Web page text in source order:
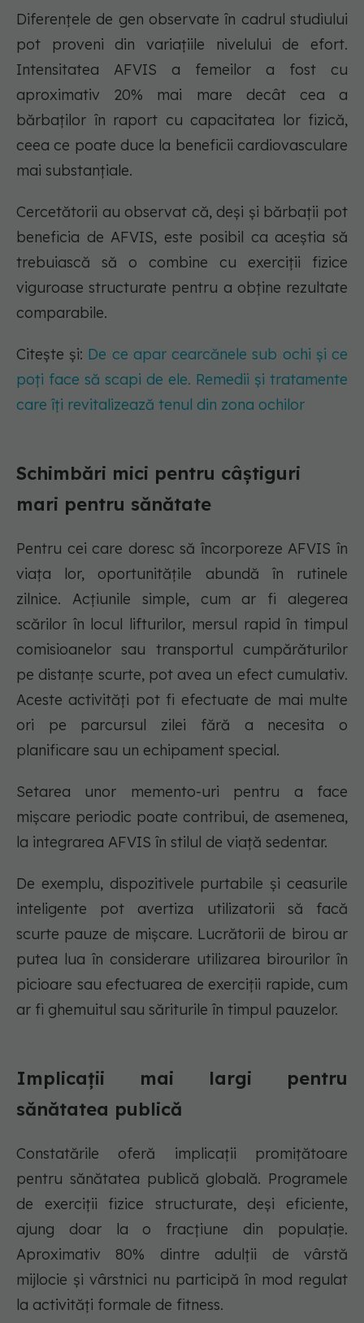
Diferențele de gen observate în cadrul studiului
pot proveni din variațiile nivelului de efort.
Intensitatea AFVIS a femeilor a fost cu
aproximativ 20% mai mare decât cea a
bărbaților în raport cu capacitatea lor fizică,
ceea ce poate duce la beneficii cardiovasculare
mai substanțiale.
Cercetătorii au observat că, deși și bărbații pot
beneficia de AFVIS, este posibil ca aceștia să
trebuiască să o combine cu exerciții fizice
viguroase structurate pentru a obține rezultate
comparabile.
Citește și: De ce apar cearcănele sub ochi și ce
poți face să scapi de ele. Remedii și tratamente
care îți revitalizează tenul din zona ochilor
Schimbări mici pentru câștiguri
mari pentru sănătate
Pentru cei care doresc să încorporeze AFVIS în
viața lor, oportunitățile abundă în rutinele
zilnice. Acțiunile simple, cum ar fi alegerea
scărilor în locul lifturilor, mersul rapid în timpul
comisioanelor sau transportul cumpărăturilor
pe distanțe scurte, pot avea un efect cumulativ.
Aceste activități pot fi efectuate de mai multe
ori pe parcursul zilei fără a necesita o
planificare sau un echipament special.
Setarea unor memento-uri pentru a face
mișcare periodic poate contribui, de asemenea,
la integrarea AFVIS în stilul de viață sedentar.
De exemplu, dispozitivele purtabile și ceasurile
inteligente pot avertiza utilizatorii să facă
scurte pauze de mișcare. Lucrătorii de birou ar
putea lua în considerare utilizarea birourilor în
picioare sau efectuarea de exerciții rapide, cum
ar fi ghemuitul sau săriturile în timpul pauzelor.
Implicații mai largi pentru
sănătatea publică
Constatările oferă implicații promițătoare
pentru sănătatea publică globală. Programele
de exerciții fizice structurate, deși eficiente,
ajung doar la o fracțiune din populație.
Aproximativ 80% dintre adulții de vârstă
mijlocie și vârstnici nu participă în mod regulat
la activități formale de fitness.